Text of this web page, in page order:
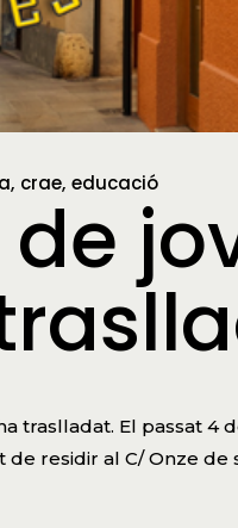
crae educació
traslladat. El passat
de residir al C/ Onze